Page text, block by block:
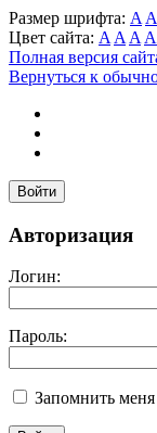
Размер шрифта: A A
Цвет сайта: A A A A
Полная версия
Вернуться к
Войти
Авторизация
Логин:
Пароль:
Запомнить меня